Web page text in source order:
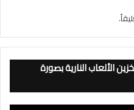
الألعاب النارية بصورة